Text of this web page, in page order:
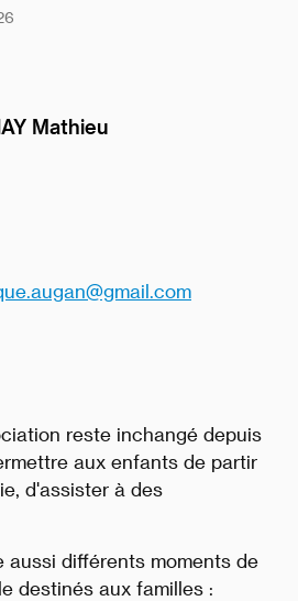
Mathieu
reste inchangé depuis
aux enfants de partir
d'assister à des
aussi différents moments de
destinés aux familles :